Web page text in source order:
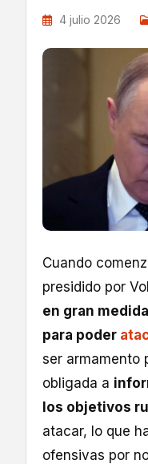
4 julio 2026
Cuando
presidido por
en gran
para poder
ser armamento
obligada a
los objetivos
atacar, lo que
ofensivas por